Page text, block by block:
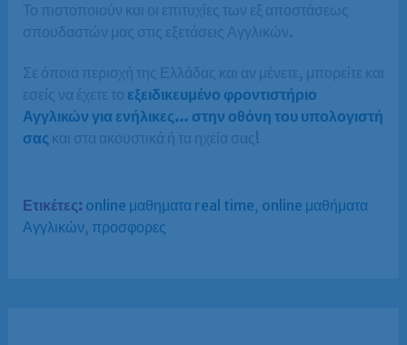
Το πιστοποιούν και οι επιτυχίες των εξ αποστάσεως
σπουδαστών μας στις εξετάσεις Αγγλικών.
Σε όποια περιοχή της Ελλάδας και αν μένετε, μπορείτε και
εσείς να έχετε το εξειδικευμένο φροντιστήριο
Αγγλικών για ενήλικες… στην οθόνη του υπολογιστή
σας και στα ακουστικά ή τα ηχεία σας!
Ετικέτες: online μαθηματα real time, online μαθήματα
Αγγλικών, προσφορες